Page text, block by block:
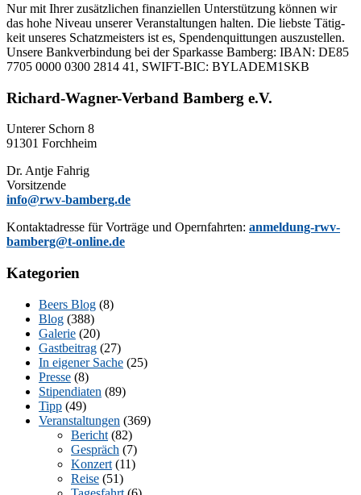
Nur mit Ih­rer zu­sätz­li­chen fi­nan­zi­el­len Un­ter­stüt­zung kön­nen wir
das hohe Ni­veau un­se­rer Ver­an­stal­tun­gen hal­ten. Die liebs­te Tä­tig­
keit un­se­res Schatz­meis­ters ist es, Spen­den­quit­tun­gen aus­zu­stel­len.
Un­se­re Bank­ver­bin­dung bei der Spar­kas­se Bam­berg: IBAN: DE85
7705 0000 0300 2814 41, SWIFT-BIC: BYLADEM1SKB
Richard-Wagner-Verband Bamberg e.V.
Un­te­rer Schorn 8
91301 Forchheim
Dr. Ant­je Fahrig
Vorsitzende
info@rwv-bamberg.de
Kon­takt­adres­se für Vor­trä­ge und Opern­fahr­ten: anmeldung-rwv-
bamberg@t-online.de
Kategorien
Beers Blog (8)
Blog (388)
Galerie (20)
Gastbeitrag (27)
In eigener Sache (25)
Presse (8)
Stipendiaten (89)
Tipp (49)
Veranstaltungen (369)
Bericht (82)
Gespräch (7)
Konzert (11)
Reise (51)